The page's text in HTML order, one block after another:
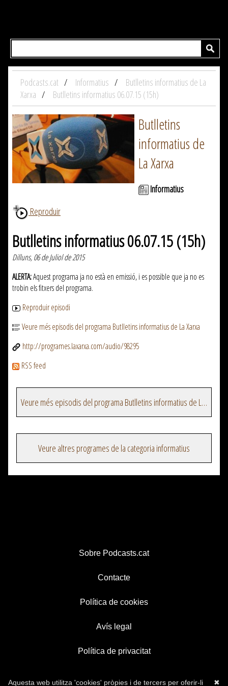
Podcasts.cat Informatius
Butlletins informatius de La
Xarxa
Butlletins informatius 06.07.15 (15h)
Butlletins
informatius de
La Xarxa
Informatius
Reproduir
Butlletins informatius 06.07.15 (15h)
Dilluns, 06 de Juliol de 2015
ALERTA:Aquest programa ja no està en emissió, i es possible que ja no es
trobin els fitxers del programa.
Reproduir episodi
Veure més episodis del programa Butlletins informatius de La Xarxa
http://programes.laxarxa.com/audio/98295
RSS feed
Veure més episodis del programa Butlletins informatius de La Xarxa
Veure altres programes de la categoria informatius
Sobre Podcasts.cat
Contacte
Política de cookies
Avís legal
Política de privacitat
✖
Aquesta web utilitza 'cookies' pròpies i de tercers per oferir-li